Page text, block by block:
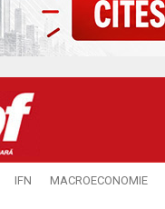
IFN MACROECONOMIE